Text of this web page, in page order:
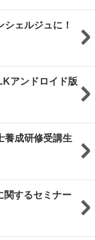
ェルジュに！
アンドロイド版
養成研修受講生
関するセミナー